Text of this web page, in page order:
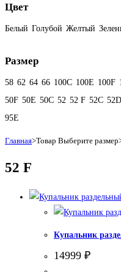
Цвет
Белый Голубой Желтый
Размер
58 62 64 66 100C 100E 100F
50F 50Е 50С 52 52 F 52C 52D
95E
Главная>Товар Выберите размер
52 F
Купальник
14999 ₽